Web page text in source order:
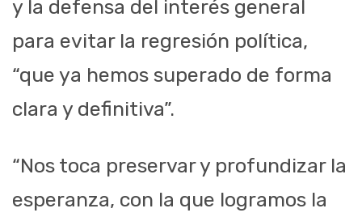
y la defensa del interés general
para evitar la regresión política,
“que ya hemos superado de forma
clara y definitiva”.
“Nos toca preservar y profundizar la
esperanza, con la que logramos la